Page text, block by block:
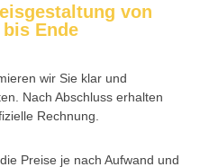
von
Ende
wir Sie klar und
Nach Abschluss erhalten
Rechnung.
Preise je nach Aufwand und